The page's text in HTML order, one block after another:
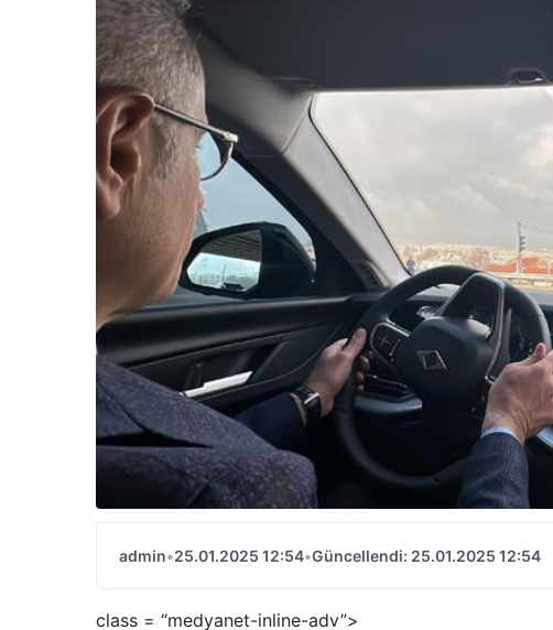
admin•25.01.2025 12:54•Güncellendi: 25.01.2025 12:54
class = “medyanet-inline-adv”>